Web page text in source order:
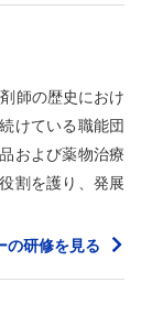
師の歴史におけ
けている職能団
および薬物治療
割を護り、発展
の研修を見る